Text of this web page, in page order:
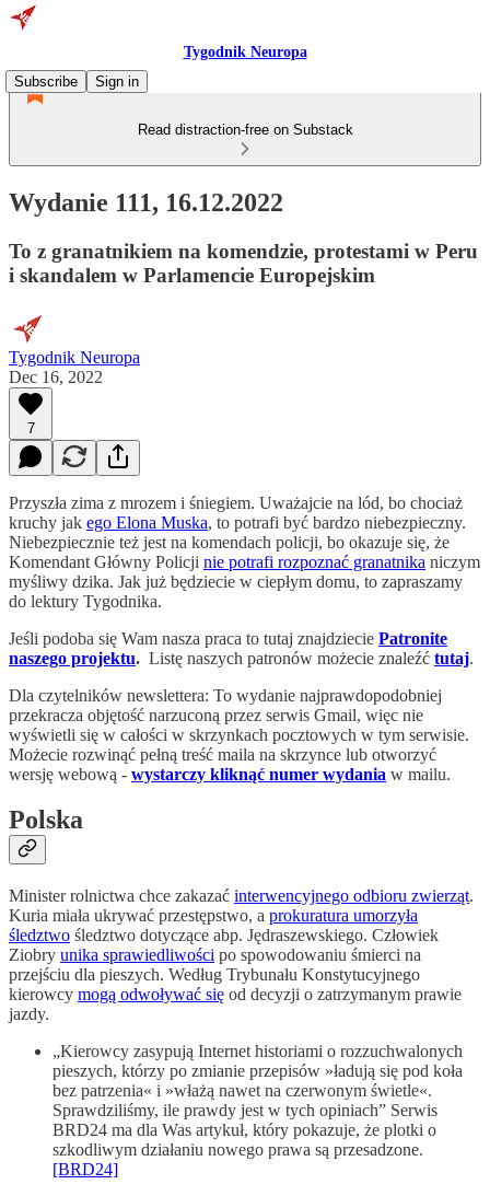
Tygodnik Neuropa
Subscribe
Sign in
Read distraction-free on Substack
Wydanie 111, 16.12.2022
To z granatnikiem na komendzie, protestami w Peru
i skandalem w Parlamencie Europejskim
Tygodnik Neuropa
Dec 16, 2022
7
Przyszła zima z mrozem i śniegiem. Uważajcie na lód, bo chociaż
kruchy jak ego Elona Muska, to potrafi być bardzo niebezpieczny.
Niebezpiecznie też jest na komendach policji, bo okazuje się, że
Komendant Główny Policji nie potrafi rozpoznać granatnika niczym
myśliwy dzika. Jak już będziecie w ciepłym domu, to zapraszamy
do lektury Tygodnika.
Jeśli podoba się Wam nasza praca to tutaj znajdziecie Patronite
naszego projektu. Listę naszych patronów możecie znaleźć tutaj.
Dla czytelników newslettera: To wydanie najprawdopodobniej
przekracza objętość narzuconą przez serwis Gmail, więc nie
wyświetli się w całości w skrzynkach pocztowych w tym serwisie.
Możecie rozwinąć pełną treść maila na skrzynce lub otworzyć
wersję webową - wystarczy kliknąć numer wydania w mailu.
Polska
Minister rolnictwa chce zakazać interwencyjnego odbioru zwierząt.
Kuria miała ukrywać przestępstwo, a prokuratura umorzyła
śledztwo śledztwo dotyczące abp. Jędraszewskiego. Człowiek
Ziobry unika sprawiedliwości po spowodowaniu śmierci na
przejściu dla pieszych. Według Trybunału Konstytucyjnego
kierowcy mogą odwoływać się od decyzji o zatrzymanym prawie
jazdy.
„Kierowcy zasypują Internet historiami o rozzuchwalonych
pieszych, którzy po zmianie przepisów »ładują się pod koła
bez patrzenia« i »włażą nawet na czerwonym świetle«.
Sprawdziliśmy, ile prawdy jest w tych opiniach” Serwis
BRD24 ma dla Was artykuł, który pokazuje, że plotki o
szkodliwym działaniu nowego prawa są przesadzone.
[BRD24]